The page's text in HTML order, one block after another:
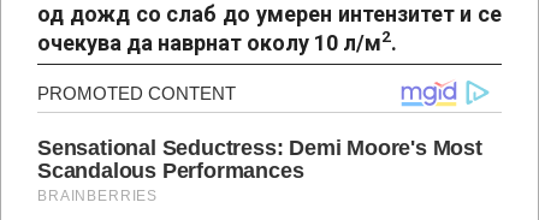
од дожд со слаб до умерен интензитет и се
очекува да наврнат околу 10 л/м2.